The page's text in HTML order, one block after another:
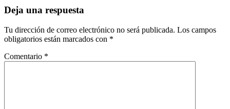
Deja una respuesta
Tu dirección de correo electrónico no será publicada. Los campos
obligatorios están marcados con *
Comentario *